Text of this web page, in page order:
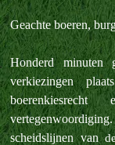
Geachte boeren,
Honderd minuten
verkiezingen
scheidslijnen van